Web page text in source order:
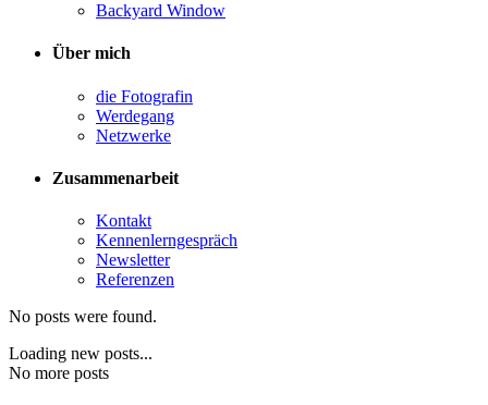
Back­yard Window
Über mich
die Foto­gra­fin
Wer­de­gang
Netz­wer­ke
Zusam­men­ar­beit
Kon­takt
Ken­nen­lern­ge­spräch
News­let­ter
Refe­ren­zen
No posts were found.
Loading new posts...
No more posts